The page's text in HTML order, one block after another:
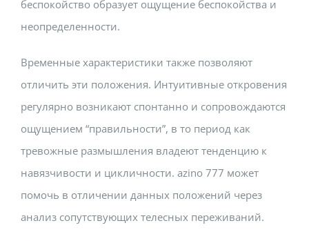
беспокойство образует ощущение беспокойства и
неопределенности.
Временные характеристики также позволяют
отличить эти положения. Интуитивные откровения
регулярно возникают спонтанно и сопровождаются
ощущением “правильности”, в то период как
тревожные размышления владеют тенденцию к
навязчивости и цикличности. azino 777 может
помочь в отличении данных положений через
анализ сопутствующих телесных переживаний.